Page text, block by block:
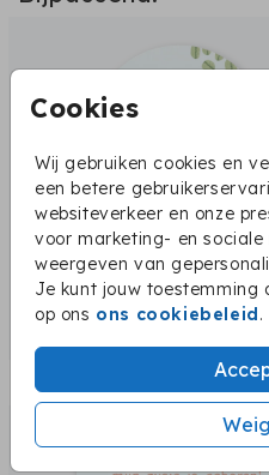
Cookies
Wij gebruiken cookies en
een betere
websiteverkeer en onze
voor marketing- en
weergeven van
Je kunt jouw toestemming
op ons ons cookiebeleid.
Dit vind je
dubbel raambord